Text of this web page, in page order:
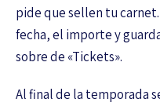
pide que sellen tu
fecha, el importe y
sobre de «Tickets».
Al final de la temporada